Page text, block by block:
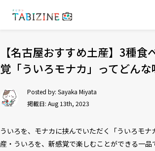
【名古屋おすすめ土産】3種食
覚「ういろモナカ」ってどんな
Posted by: Sayaka Miyata
掲載日: Aug 13th, 2023
ういろを、モナカに挟んでいただく「ういろモナ
産・ういろを、新感覚で楽しむことができる一品